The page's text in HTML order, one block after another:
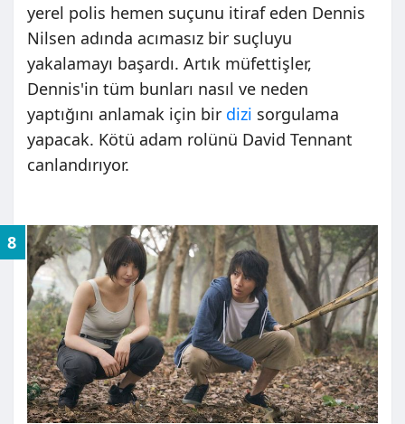
yerel polis hemen suçunu itiraf eden Dennis
Nilsen adında acımasız bir suçluyu
yakalamayı başardı. Artık müfettişler,
Dennis'in tüm bunları nasıl ve neden
yaptığını anlamak için bir dizi sorgulama
yapacak. Kötü adam rolünü David Tennant
canlandırıyor.
8